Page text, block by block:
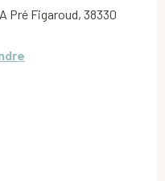
Pré Figaroud, 38330